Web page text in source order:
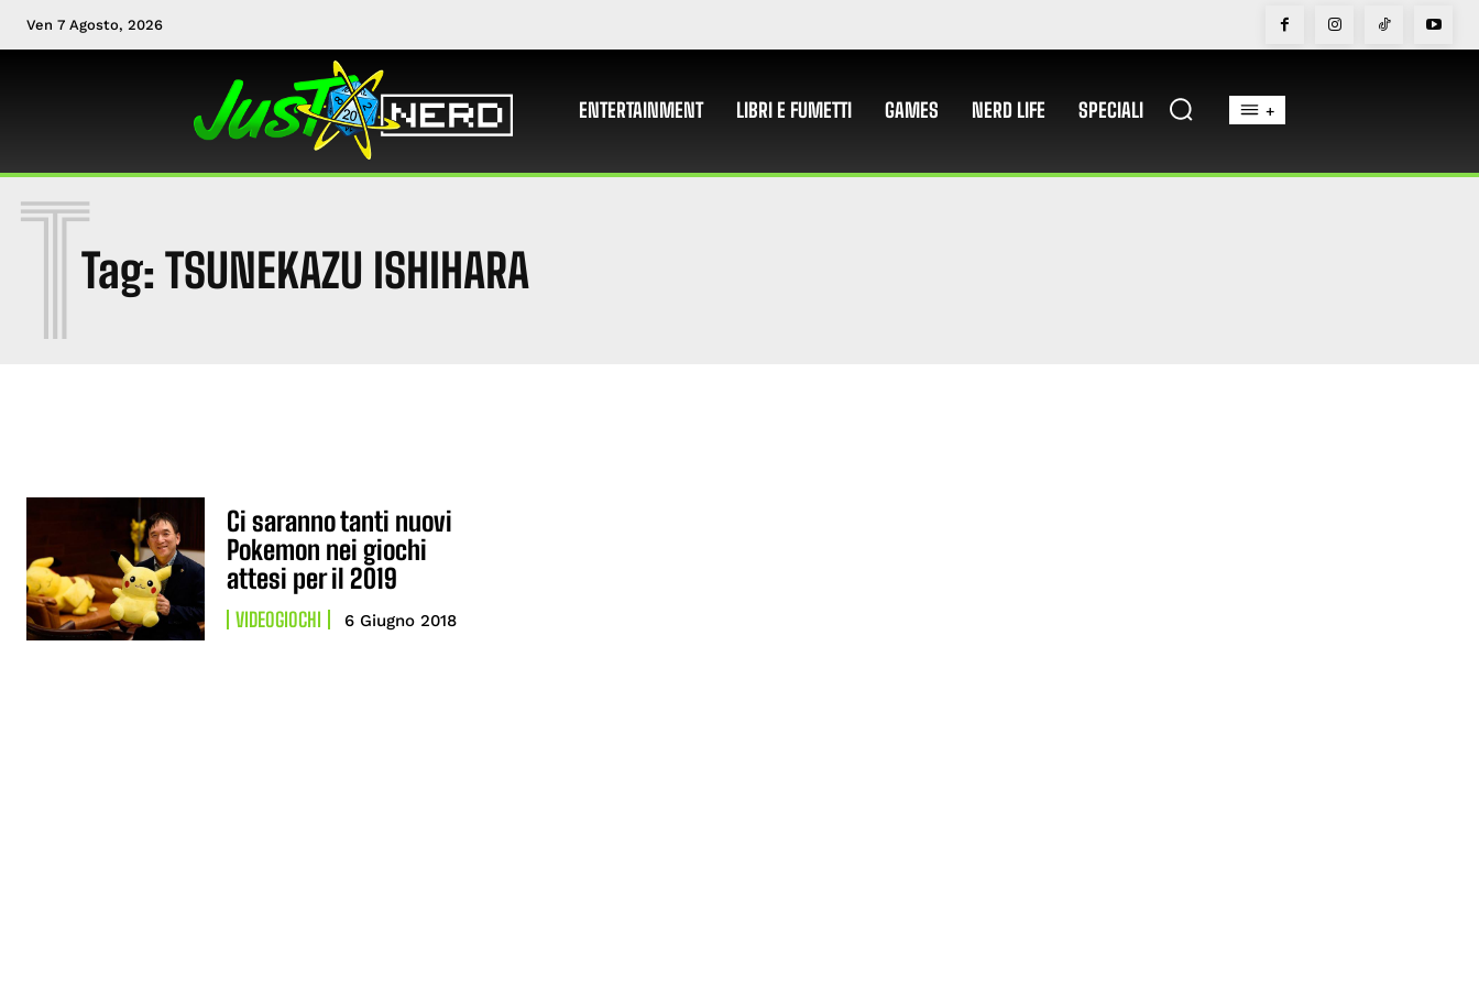
Ven 7 Agosto, 2026
ENTERTAINMENT LIBRI E FUMETTI GAMES NERD LIFE SPECIALI +
Tag: TSUNEKAZU ISHIHARA
T
Ci saranno tanti nuovi
Pokemon nei giochi
attesi per il 2019
VIDEOGIOCHI 6 Giugno 2018